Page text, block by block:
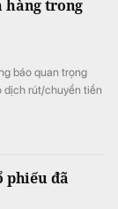
hàng trong
báo quan trọng
dịch rút/chuyển tiền
phiếu đã